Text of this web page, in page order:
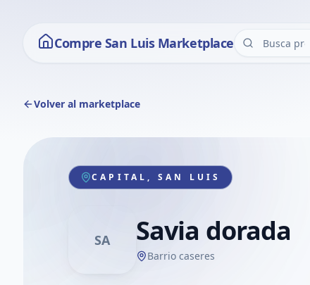
Compre San Luis Marketplace
Volver al marketplace
CAPITAL, SAN LUIS
SA Savia dorada
Barrio caseres